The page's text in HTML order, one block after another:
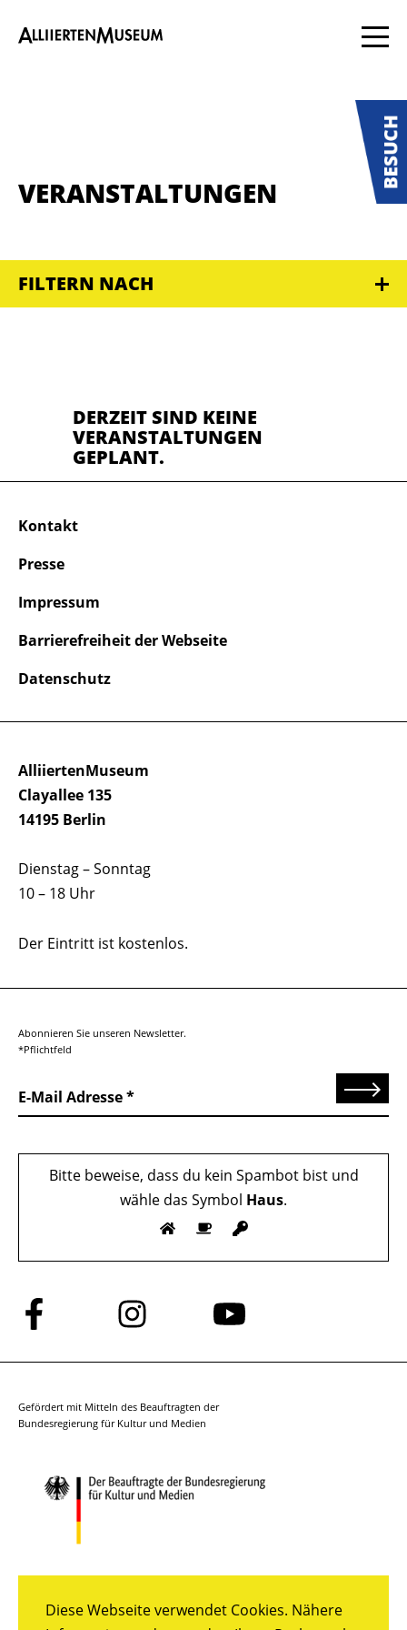
Diese Webseite verwendet Cookies. Nähere
VERANSTALTUNGEN
FILTERN NACH
DERZEIT SIND KEINE
VERANSTALTUNGEN
GEPLANT.
AlliiertenMuseum
Clayallee 135
14195 Berlin
Dienstag – Sonntag
10 – 18 Uhr
Der Eintritt ist kostenlos.
Kontakt
Presse
Impressum
Barrierefreiheit der Webseite
Datenschutz
Abonnieren Sie unseren Newsletter.
*Pflichtfeld
E-Mail Adresse Senden
Bitte beweise, dass du kein Spambot bist und
wähle das Symbol Haus.
Folge
uns
auf
Folge
uns
auf
Folge
auf
Gefördert mit Mitteln des Beauftragten der
Bundesregierung für Kultur und Medien